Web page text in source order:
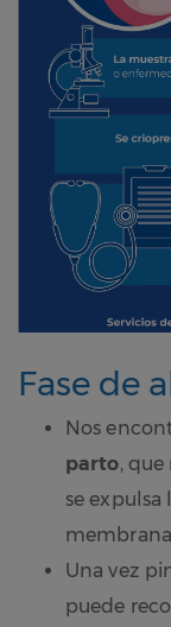
Fase de
Nos
parto,
se
Una vez
puede